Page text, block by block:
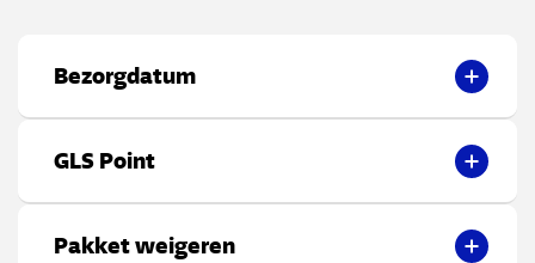
Bezorgdatum
GLS Point
Pakket weigeren